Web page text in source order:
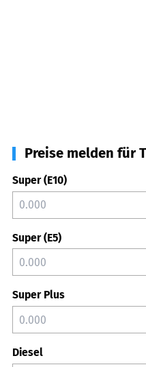
Preise melden für
Super (E10)
Super (E5)
Super Plus
Diesel